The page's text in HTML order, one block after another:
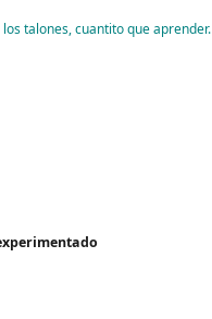
los talones, cuantito que aprender.